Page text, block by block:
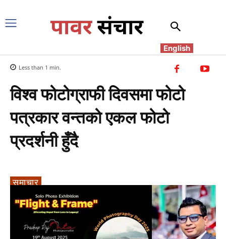
English
Less than 1 min.
विश्व फोटोग्राफी दिवसमा फोटो
पत्रकार वन्तको एकल फोटो
प्रदर्शनी हुँदै
समाचार